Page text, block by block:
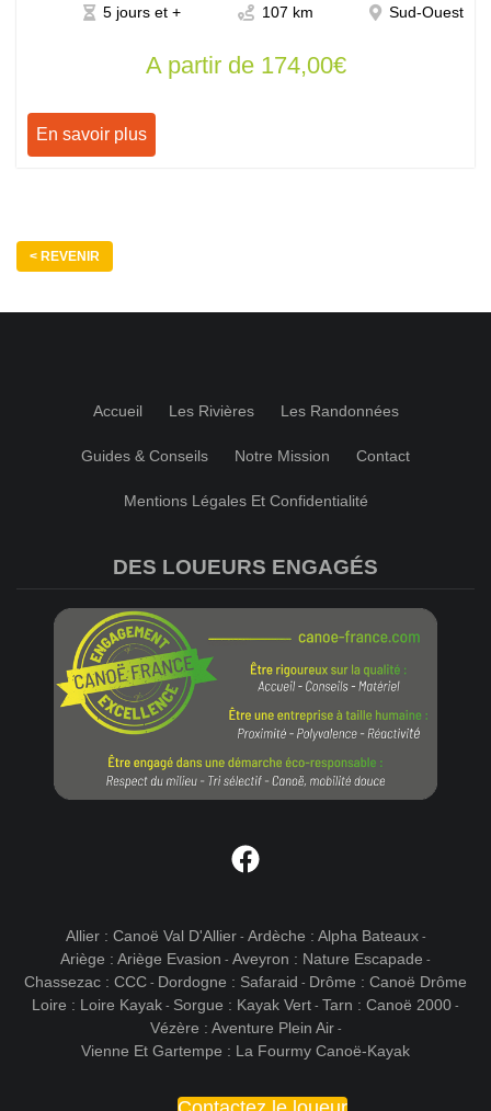
5 jours et + 107 km Sud-Ouest
A partir de 174,00€
En savoir plus
< REVENIR
Accueil Les Rivières Les Randonnées
Guides & Conseils Notre Mission Contact
Mentions Légales Et Confidentialité
DES LOUEURS ENGAGÉS
Allier : Canoë Val D'Allier- Ardèche : Alpha Bateaux-
Ariège : Ariège Evasion - Aveyron : Nature Escapade -
Chassezac : CCC - Dordogne : Safaraid - Drôme : Canoë Drôme
Loire : Loire Kayak - Sorgue : Kayak Vert - Tarn : Canoë 2000 -
Vézère : Aventure Plein Air-
Vienne Et Gartempe : La Fourmy Canoë-Kayak